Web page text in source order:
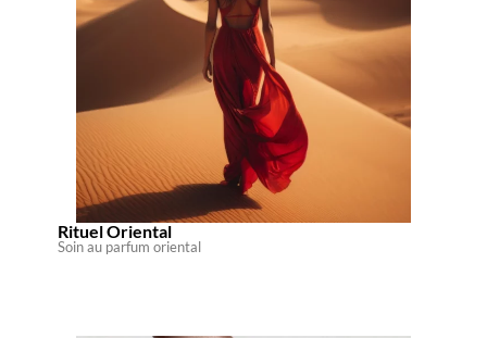
Rituel Oriental
Soin au parfum oriental